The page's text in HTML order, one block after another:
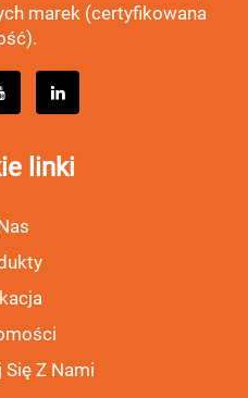
marek (certyfikowana
linki
Z Nami